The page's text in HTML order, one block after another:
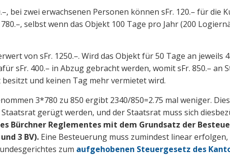
bei zwei erwachsenen Personen können sFr. 120.– für die
selbst wenn das Objekt 100 Tage pro Jahr (200
von sFr. 1250.–. Wird das Objekt für 50 Tage an jeweils 4
sFr. 400.– in Abzug gebracht werden, womit sFr. 850.– an
und keinen Tag mehr vermietet wird.
3*780 zu 850 ergibt 2340/850=2.75 mal weniger.
gerügt werden, und der Staatsrat muss sich
Bürchner Reglementes mit dem Grundsatz der
3 BV). Eine Besteuerung muss zumindest linear erfolgen,
zum aufgehobenen Steuergesetz des